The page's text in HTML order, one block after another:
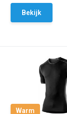
Bekijk
Warm